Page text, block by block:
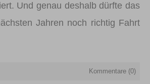
Und genau deshalb dürfte das
Jahren noch richtig Fahrt
Kommentare (0)